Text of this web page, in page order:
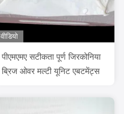
वीडियो
पीएमएमए सटीकता पूर्ण जिरकोनिया
ब्रिज ओवर मल्टी यूनिट एबटमेंट्स